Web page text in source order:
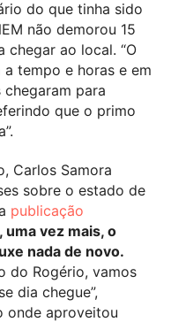
do que tinha sido
não demorou 15
chegar ao local. “O
tempo e horas e em
para
que o primo
Carlos Samora
sobre o estado de
publicação
uma vez mais, o
nada de novo.
do Rogério, vamos
dia chegue”,
onde aproveitou